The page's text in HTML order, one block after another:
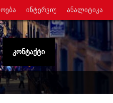
ᲘᲜᲢᲔᲠᲕᲘᲣ ᲐᲜᲐᲚᲘᲢᲘᲙᲐ
ᲙᲝᲜᲢᲐᲥᲢᲘ